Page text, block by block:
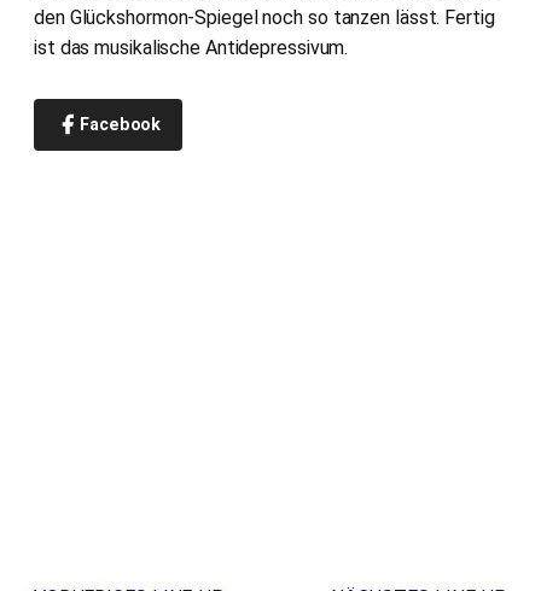
den Glückshormon-Spiegel noch so tanzen lässt. Fertig
ist das musikalische Antidepressivum.
Facebook